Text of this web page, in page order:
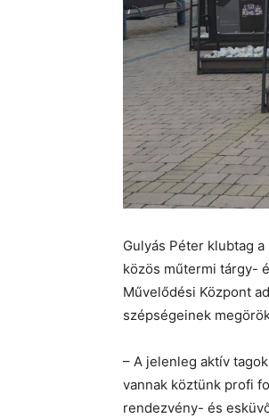
Gulyás Péter klubtag
közös műtermi tárgy-
Művelődési Központ
szépségeinek
– A jelenleg aktív
vannak köztünk profi
rendezvény- és